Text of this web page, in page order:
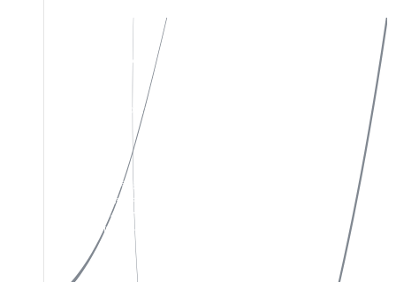
私たちについて
お問い合わせ
特定商取引法表示
ソーシャルメディアポリシー
プライバシーポリシー
サイトポリシー